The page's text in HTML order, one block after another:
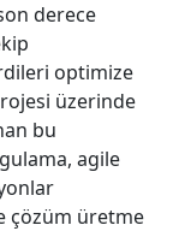
derece
optimize
üzerinde
bu
agile
çözüm üretme